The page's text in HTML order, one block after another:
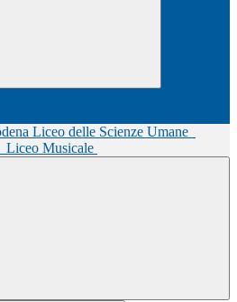
Liceo delle Scienze Umane
Liceo Musicale